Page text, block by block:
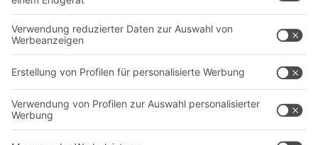
Behältersysteme
Regalsysteme
Transportsysteme
Dienstleistungen
Unternehmen
Über uns
Follow us